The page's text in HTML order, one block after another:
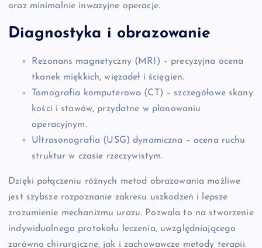
oraz minimalnie inwazyjne operacje.
Diagnostyka i obrazowanie
Rezonans magnetyczny (MRI) – precyzyjna ocena
tkanek miękkich, więzadeł i ścięgien.
Tomografia komputerowa (CT) – szczegółowe skany
kości i stawów, przydatne w planowaniu
operacyjnym.
Ultrasonografia (USG) dynamiczna – ocena ruchu
struktur w czasie rzeczywistym.
Dzięki połączeniu różnych metod obrazowania możliwe
jest szybsze rozpoznanie zakresu uszkodzeń i lepsze
zrozumienie mechanizmu urazu. Pozwala to na stworzenie
indywidualnego protokołu leczenia, uwzględniającego
zarówno chirurgiczne, jak i zachowawcze metody terapii.